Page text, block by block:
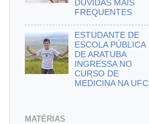
DÚVIDAS MAIS
FREQUENTES
ESTUDANTE DE
ESCOLA PÚBLICA
DE ARATUBA
INGRESSA NO
CURSO DE
MEDICINA NA UFC
MATÉRIAS